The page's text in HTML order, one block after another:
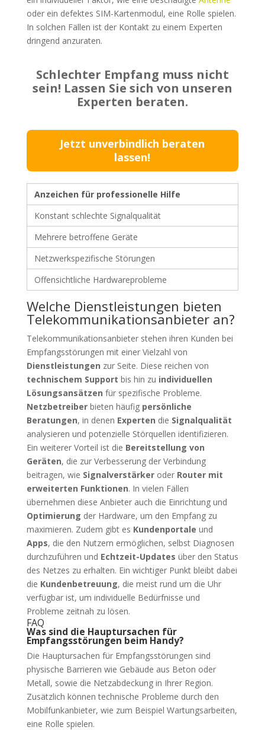
oder ein defektes SIM-Kartenmodul, eine Rolle spielen.
In solchen Fällen ist der Kontakt zu einem Experten
dringend anzuraten.
Schlechter Empfang muss nicht
sein! Lassen Sie sich von unseren
Experten beraten.
Jetzt unverbindlich beraten
lassen!
Anzeichen für professionelle Hilfe
Konstant schlechte Signalqualität
Mehrere betroffene Geräte
Netzwerkspezifische Störungen
Offensichtliche Hardwareprobleme
Welche Dienstleistungen bieten
Telekommunikationsanbieter an?
Telekommunikationsanbieter stehen ihren Kunden bei
Empfangsstörungen mit einer Vielzahl von
Dienstleistungen zur Seite. Diese reichen von
technischem Support bis hin zu individuellen
Lösungsansätzen für spezifische Probleme.
Netzbetreiberbieten häufig persönliche
Beratungen, in denen Experten die Signalqualität
analysieren und potenzielle Störquellen identifizieren.
Ein weiterer Vorteil ist die Bereitstellung von
Geräten, die zur Verbesserung der Verbindung
beitragen, wie Signalverstärkeroder Router mit
erweiterten Funktionen. In vielen Fällen
übernehmen diese Anbieter auch die Einrichtung und
Optimierung der Hardware, um den Empfang zu
maximieren. Zudem gibt es Kundenportale und
Apps, die den Nutzern ermöglichen, selbst Diagnosen
durchzuführen und Echtzeit-Updates über den Status
des Netzes zu erhalten. Ein wichtiger Punkt bleibt dabei
die Kundenbetreuung, die meist rund um die Uhr
verfügbar ist, um individuelle Bedürfnisse und
Probleme zeitnah zu lösen.
FAQ
Was sind die Hauptursachen für
Empfangsstörungen beim Handy?
Die Hauptursachen für Empfangsstörungen sind
physische Barrieren wie Gebäude aus Beton oder
Metall, sowie die Netzabdeckung in Ihrer Region.
Zusätzlich können technische Probleme durch den
Mobilfunkanbieter, wie zum Beispiel Wartungsarbeiten,
eine Rolle spielen.